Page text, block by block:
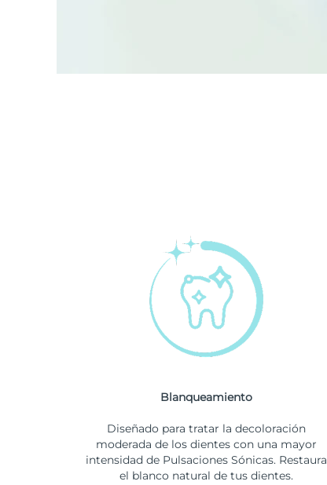
Blanqueamiento
Diseñado para tratar la decoloración
moderada de los dientes con una mayor
intensidad de Pulsaciones Sónicas. Restaura
el blanco natural de tus dientes.